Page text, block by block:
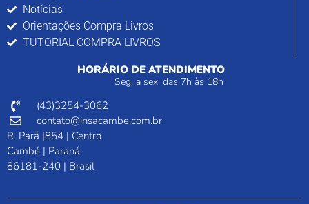
Notícias
Orientações Compra Livros
TUTORIAL COMPRA LIVROS
HORÁRIO DE ATENDIMENTO
Seg. a sex. das 7h às 18h
(43)3254-3062
contato@insacambe.com.br
R. Pará |854 | Centro
Cambé | Paraná
86181-240 | Brasil